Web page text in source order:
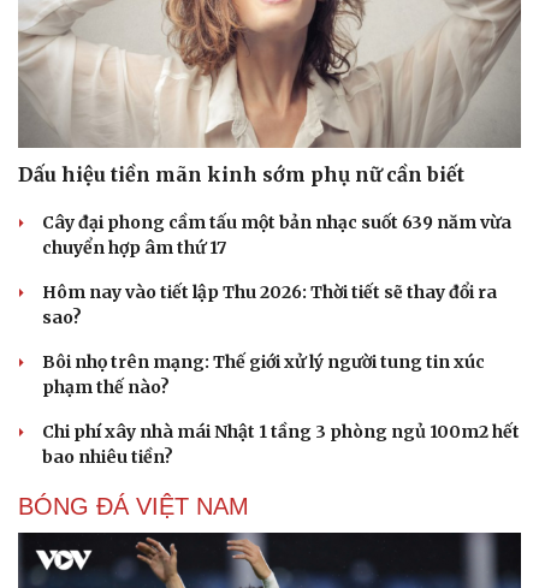
Dấu hiệu tiền mãn kinh sớm phụ nữ cần biết
Cây đại phong cầm tấu một bản nhạc suốt 639 năm vừa
chuyển hợp âm thứ 17
Hôm nay vào tiết lập Thu 2026: Thời tiết sẽ thay đổi ra
sao?
Bôi nhọ trên mạng: Thế giới xử lý người tung tin xúc
phạm thế nào?
Chi phí xây nhà mái Nhật 1 tầng 3 phòng ngủ 100m2 hết
bao nhiêu tiền?
BÓNG ĐÁ VIỆT NAM